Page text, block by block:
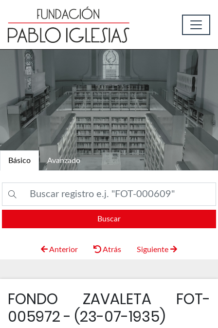
Básico Avanzado
Buscar
Anterior Atrás Siguiente
FONDO ZAVALETA FOT-
005972 - (23-07-1935)